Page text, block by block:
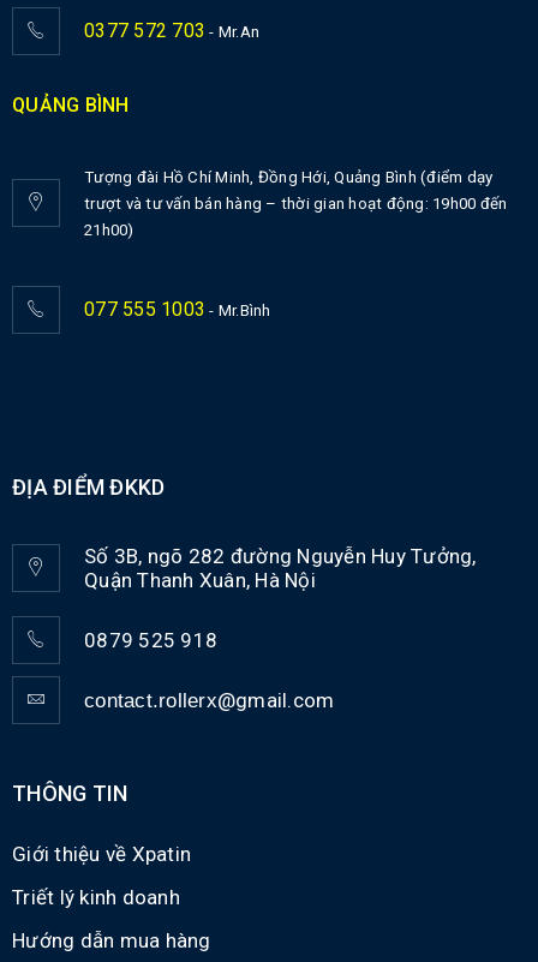
0377 572 703 - Mr.An
QUẢNG BÌNH
Tượng đài Hồ Chí Minh, Đồng Hới, Quảng Bình (điểm dạy
trượt và tư vấn bán hàng – thời gian hoạt động: 19h00 đến
21h00)
077 555 1003 - Mr.Bình
ĐỊA ĐIỂM ĐKKD
Số 3B, ngõ 282 đường Nguyễn Huy Tưởng,
Quận Thanh Xuân, Hà Nội
0879 525 918
contact.rollerx@gmail.com
THÔNG TIN
Giới thiệu về Xpatin
Triết lý kinh doanh
Hướng dẫn mua hàng